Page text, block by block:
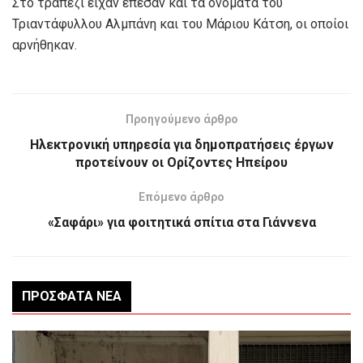
Τριαντάφυλλου Αλμπάνη και του Μάριου Κάτση, οι οποίοι
αρνήθηκαν.
Προηγούμενο άρθρο
Ηλεκτρονική υπηρεσία για δημοπρατήσεις έργων
προτείνουν οι Ορίζοντες Ηπείρου
Επόμενο άρθρο
«Σαφάρι» για φοιτητικά σπίτια στα Γιάννενα
ΠΡΌΣΦΑΤΑ ΝΈΑ